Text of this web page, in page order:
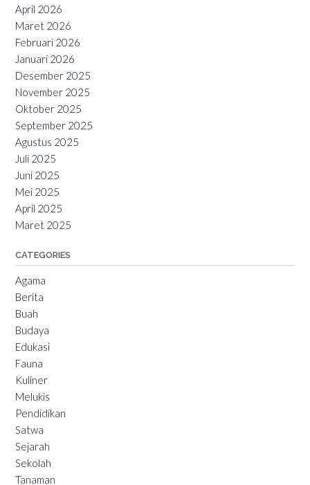
April 2026
Maret 2026
Februari 2026
Januari 2026
Desember 2025
November 2025
Oktober 2025
September 2025
Agustus 2025
Juli 2025
Juni 2025
Mei 2025
April 2025
Maret 2025
CATEGORIES
Agama
Berita
Buah
Budaya
Edukasi
Fauna
Kuliner
Melukis
Pendidikan
Satwa
Sejarah
Sekolah
Tanaman